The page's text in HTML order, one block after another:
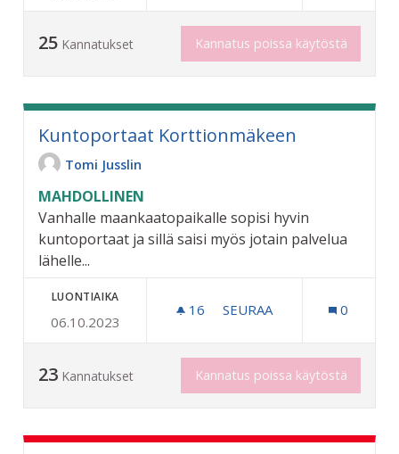
25 Kannatukset Kannatus poissa käytöstä
Kuntoportaat Korttionmäkeen
Tomi Jusslin
MAHDOLLINEN
Vanhalle maankaatopaikalle sopisi hyvin
kuntoportaat ja sillä saisi myös jotain palvelua
lähelle...
LUONTIAIKA
06.10.2023
16 16 SEURAAJAA
SEURAA 0
23 Kannatukset Kannatus poissa käytöstä